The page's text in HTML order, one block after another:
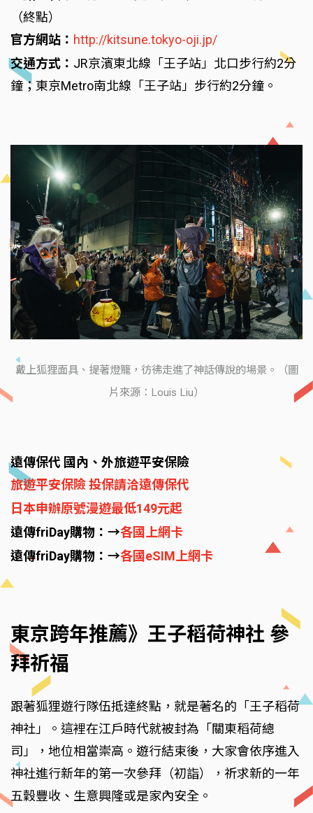
（終點）
官方網站： http://kitsune.tokyo-oji.jp/
交通方式： JR京濱東北線「王子站」北口步行約2分
鐘；東京Metro南北線「王子站」步行約2分鐘。
戴上狐狸面具、提著燈籠，彷彿走進了神話傳說的場景。（圖
片來源：Louis Liu）
遠傳保代 國內、外旅遊平安保險
旅遊平安保險 投保請洽遠傳保代
日本申辦原號漫遊最低149元起
遠傳friDay購物：→各國上網卡
遠傳friDay購物：→各國eSIM上網卡
東京跨年推薦》王子稻荷神社 參
拜祈福
跟著狐狸遊行隊伍抵達終點，就是著名的「王子稻荷
神社」。這裡在江戶時代就被封為「關東稻荷總
司」，地位相當崇高。遊行結束後，大家會依序進入
神社進行新年的第一次參拜（初詣），祈求新的一年
五穀豐收、生意興隆或是家內安全。